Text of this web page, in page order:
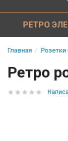
РЕТРО
Главная
Ретро